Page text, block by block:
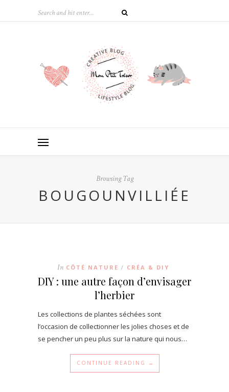
Browsing Tag
BOUGOUNVILLIÉE
In CÔTÉ NATURE / CRÉA & DIY
DIY : une autre façon d’envisager
l’herbier
Les collections de plantes séchées sont
l’occasion de collectionner les jolies choses et de
se pencher un peu plus sur la nature qui nous…
CONTINUE READING →